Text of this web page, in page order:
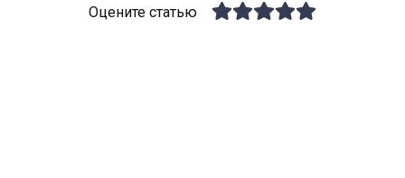
Оцените статью